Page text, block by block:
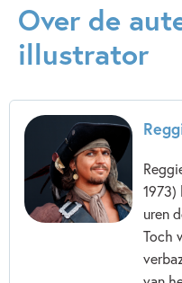
Over de
illustrator
uren
Toch